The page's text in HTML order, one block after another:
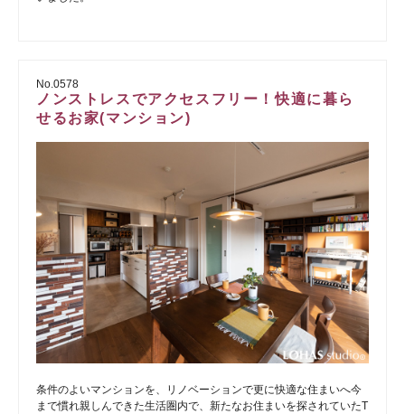
No.0578
ノンストレスでアクセスフリー！快適に暮ら
せるお家(マンション)
条件のよいマンションを、リノベーションで更に快適な住まいへ今
まで慣れ親しんできた生活圏内で、新たなお住まいを探されていたT